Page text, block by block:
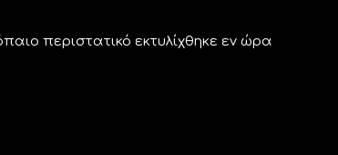
περιστατικό εκτυλίχθηκε εν ώρα